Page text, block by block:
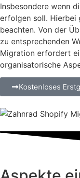
Insbesondere wenn
erfolgen soll. Hierbei
beachten. Von der
zu entsprechenden
Migration erfordert
organisatorische
Kostenloses